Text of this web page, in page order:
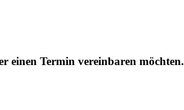
einen Termin vereinbaren möchten.